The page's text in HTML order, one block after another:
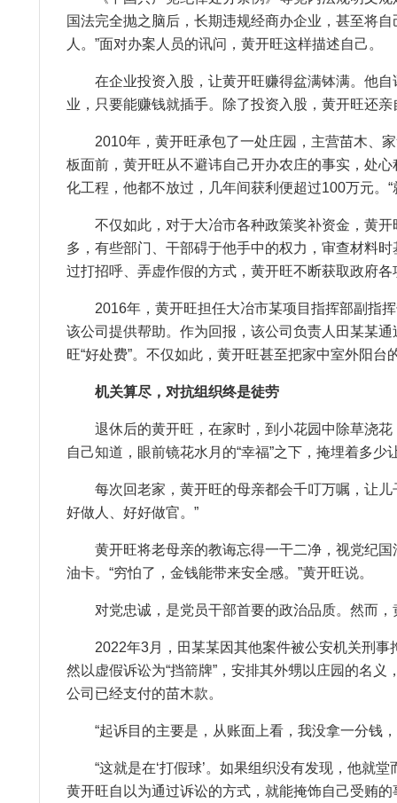
国法完全抛之脑后，长期违规经商办企业，甚至将
人。”面对办案人员的讯问，黄开旺这样描述自己。
在企业投资入股，让黄开旺赚得盆满钵满。他自
业，只要能赚钱就插手。除了投资入股，黄开旺还
2010年，黄开旺承包了一处庄园，主营苗木、家
板面前，黄开旺从不避讳自己开办农庄的事实，处
化工程，他都不放过，几年间获利便超过100万元。
不仅如此，对于大冶市各种政策奖补资金，黄开
多，有些部门、干部碍于他手中的权力，审查材料
过打招呼、弄虚作假的方式，黄开旺不断获取政府
2016年，黄开旺担任大冶市某项目指挥部副指挥
该公司提供帮助。作为回报，该公司负责人田某某
旺“好处费”。不仅如此，黄开旺甚至把家中室外阳
机关算尽，对抗组织终是徒劳
退休后的黄开旺，在家时，到小花园中除草浇花
自己知道，眼前镜花水月的“幸福”之下，掩埋着多少
每次回老家，黄开旺的母亲都会千叮万嘱，让儿
好做人、好好做官。”
黄开旺将老母亲的教诲忘得一干二净，视党纪国
油卡。“穷怕了，金钱能带来安全感。”黄开旺说。
对党忠诚，是党员干部首要的政治品质。然而，
2022年3月，田某某因其他案件被公安机关刑事
然以虚假诉讼为“挡箭牌”，安排其外甥以庄园的名
公司已经支付的苗木款。
“起诉目的主要是，从账面上看，我没拿一分钱，
“这就是在‘打假球’。如果组织没有发现，他就堂
黄开旺自以为通过诉讼的方式，就能掩饰自己受贿